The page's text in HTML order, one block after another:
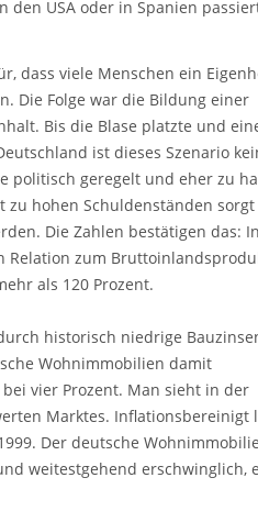
den USA oder in Spanien
dass viele Menschen ein
Die Folge war die Bildung einer
Bis die Blase platzte und
ist dieses Szenario
politisch geregelt und eher zu
zu hohen Schuldenständen
Die Zahlen bestätigen das: In
Relation zum
als 120 Prozent.
historisch niedrige
Wohnimmobilien damit
vier Prozent. Man sieht in der
Marktes. Inflationsbereinigt
Der deutsche
weitestgehend erschwinglich,